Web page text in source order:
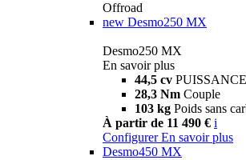
Offroad
new Desmo250 MX
Desmo250 MX
En savoir plus
44,5 cv PUISSANCE
28,3 Nm Couple
103 kg Poids sans
À partir de 11 490 € i
Configurer En savoir plus
Desmo450 MX